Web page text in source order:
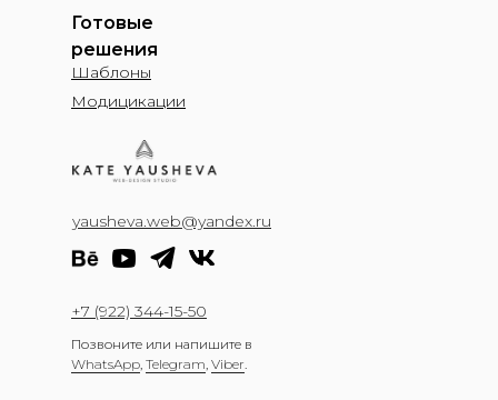
Готовые
решения
Шаблоны
Модицикации
yausheva.web@yandex.ru
+7 (922) 344-15-50
Позвоните или напишите в
WhatsApp, Telegram, Viber.